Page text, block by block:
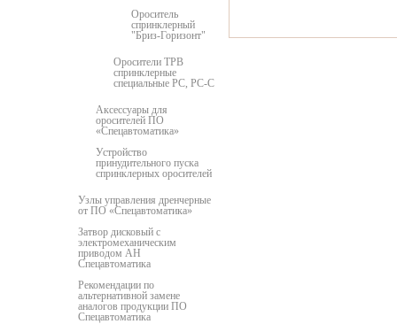
Ороситель
спринклерный
"Бриз-Горизонт"
Оросители ТРВ
спринклерные
специальные РС, РС-С
Аксессуары для
оросителей ПО
«Спецавтоматика»
Устройство
принудительного пуска
спринклерных оросителей
Узлы управления дренчерные
от ПО «Спецавтоматика»
Затвор дисковый с
электромеханическим
приводом АН
Спецавтоматика
Рекомендации по
альтернативной замене
аналогов продукции ПО
Спецавтоматика